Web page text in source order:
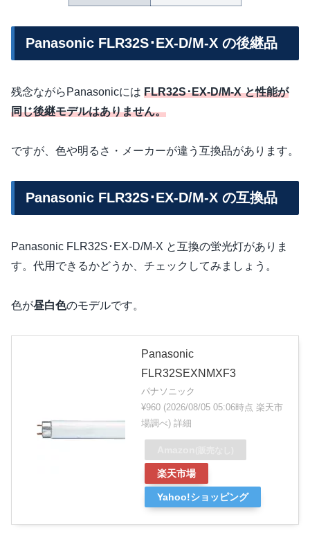
Panasonic FLR32S･EX-D/M-X の後継品
残念ながらPanasonicには FLR32S･EX-D/M-X と性能が
同じ後継モデルはありません。
ですが、色や明るさ・メーカーが違う互換品があります。
Panasonic FLR32S･EX-D/M-X の互換品
Panasonic FLR32S･EX-D/M-X と互換の蛍光灯がありま
す。代用できるかどうか、チェックしてみましょう。
色が昼白色のモデルです。
Panasonic
FLR32SEXNMXF3
パナソニック
¥960 (2026/08/05 05:06時点 楽天市
場調べ) 詳細
楽天市場
Yahoo!ショッピング